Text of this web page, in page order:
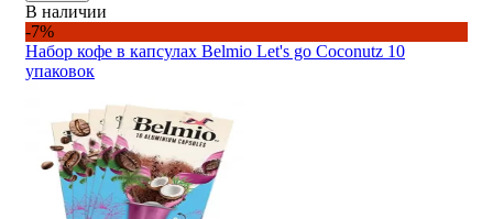
В наличии
-7%
Набор кофе в капсулах Belmio Let's go Coconutz 10
упаковок